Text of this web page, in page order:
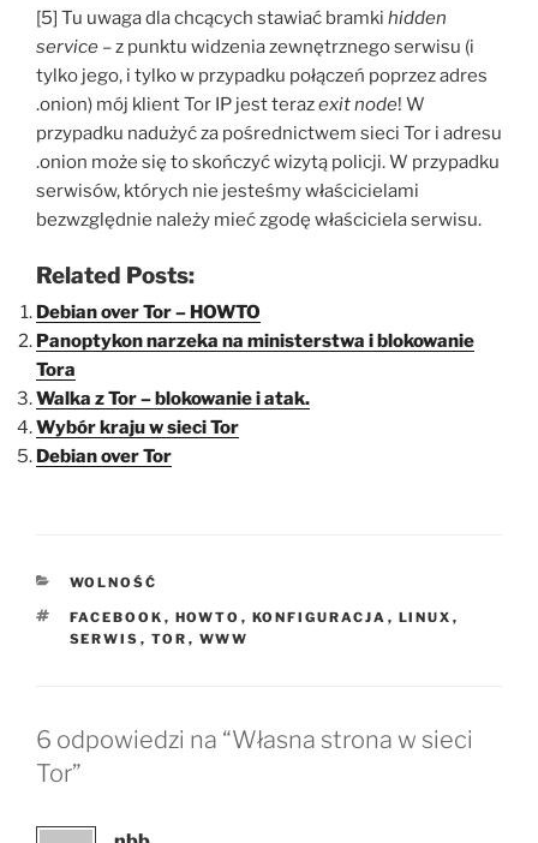
[5] Tu uwaga dla chcących stawiać bramki hidden
service – z punktu widzenia zewnętrznego serwisu (i
tylko jego, i tylko w przypadku połączeń poprzez adres
.onion) mój klient Tor IP jest terazexit node! W
przypadku nadużyć za pośrednictwem sieci Tor i adresu
.onion może się to skończyć wizytą policji. W przypadku
serwisów, których nie jesteśmy właścicielami
bezwzględnie należy mieć zgodę właściciela serwisu.
Related Posts:
Debian over Tor – HOWTO
Panoptykon narzeka na ministerstwa i blokowanie
Tora
Walka z Tor – blokowanie i atak.
Wybór kraju w sieci Tor
Debian over Tor
KATEGORIE
WOLNOŚĆ
TAGI
FACEBOOK , HOWTO , KONFIGURACJA , LINUX ,
SERWIS , TOR , WWW
6 odpowiedzi na “Własna strona w sieci
Tor”